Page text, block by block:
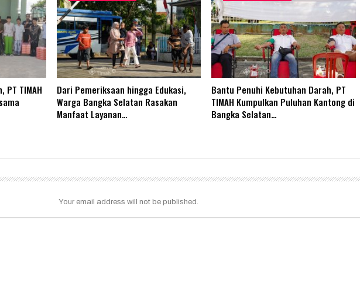
PT TIMAH
Dari Pemeriksaan hingga Edukasi,
Warga Bangka Selatan Rasakan
Manfaat Layanan…
Bantu Penuhi Kebutuhan Darah, PT
TIMAH Kumpulkan Puluhan Kantong di
Bangka Selatan…
Your email address will not be published.